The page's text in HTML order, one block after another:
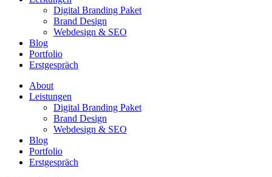
Digital Branding Paket
Brand Design
Webdesign & SEO
Blog
Portfolio
Erstgespräch
About
Leistungen
Digital Branding Paket
Brand Design
Webdesign & SEO
Blog
Portfolio
Erstgespräch